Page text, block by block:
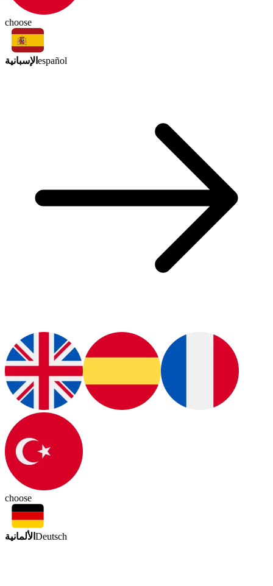
choose
الإسبانية español
choose
الألمانية Deutsch